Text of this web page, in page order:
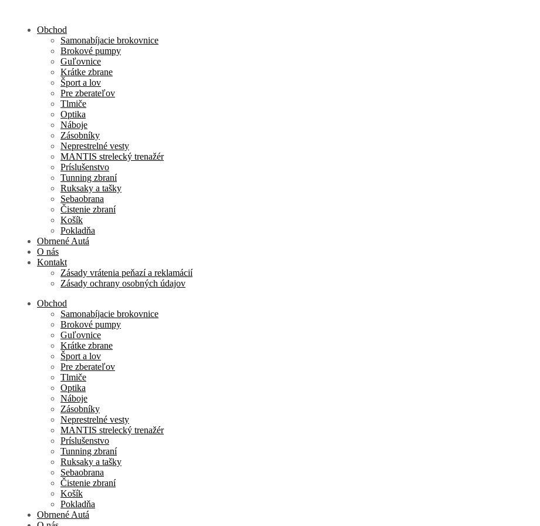
Obchod
Samonabíjacie brokovnice
Brokové pumpy
Guľovnice
Krátke zbrane
Šport a lov
Pre zberateľov
Tlmiče
Optika
Náboje
Zásobníky
Neprestrelné vesty
MANTIS strelecký trenažér
Príslušenstvo
Tunning zbraní
Ruksaky a tašky
Sebaobrana
Čistenie zbraní
Košík
Pokladňa
Obrnené Autá
O nás
Kontakt
Zásady vrátenia peňazí a reklamácií
Zásady ochrany osobných údajov
Obchod
Samonabíjacie brokovnice
Brokové pumpy
Guľovnice
Krátke zbrane
Šport a lov
Pre zberateľov
Tlmiče
Optika
Náboje
Zásobníky
Neprestrelné vesty
MANTIS strelecký trenažér
Príslušenstvo
Tunning zbraní
Ruksaky a tašky
Sebaobrana
Čistenie zbraní
Košík
Pokladňa
Obrnené Autá